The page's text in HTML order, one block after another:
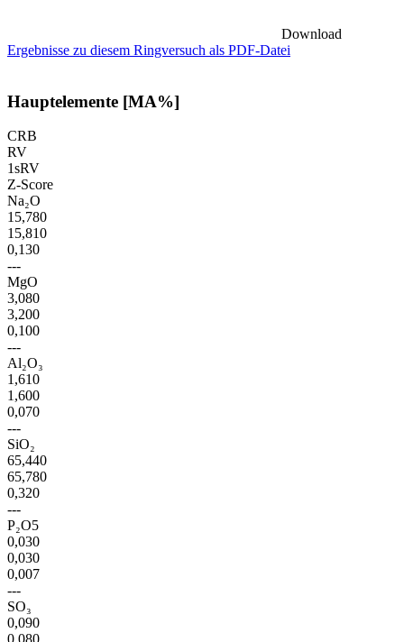
Download
Ergebnisse zu diesem Ringversuch als PDF-Datei
Hauptelemente [MA%]
CRB
RV
1sRV
Z-Score
Na₂O
15,780
15,810
0,130
---
MgO
3,080
3,200
0,100
---
Al₂O₃
1,610
1,600
0,070
---
SiO₂
65,440
65,780
0,320
---
P₂O5
0,030
0,030
0,007
---
SO₃
0,090